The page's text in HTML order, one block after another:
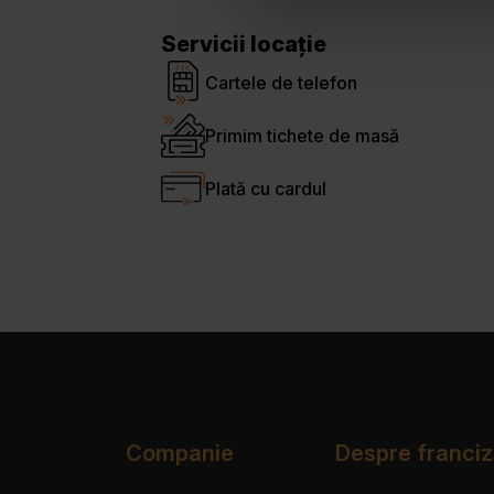
Servicii locație
Cartele de telefon
Primim tichete de masă
Plată cu cardul
Companie Despre